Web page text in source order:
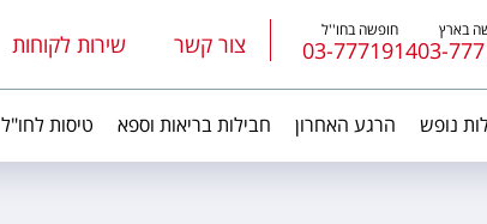
בארץ
03-
חופשה בחו''ל
03-7771914 צור קשר שירות לקוחות
נופש הרגע האחרון חבילות בריאות וספא טיסות לחו"ל